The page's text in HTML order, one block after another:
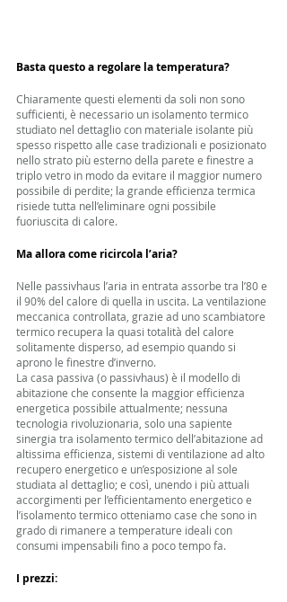
Basta questo a regolare la temperatura?
Chiaramente questi elementi da soli non sono
sufficienti, è necessario un isolamento termico
studiato nel dettaglio con materiale isolante più
spesso rispetto alle case tradizionali e posizionato
nello strato più esterno della parete e finestre a
triplo vetro in modo da evitare il maggior numero
possibile di perdite; la grande efficienza termica
risiede tutta nell’eliminare ogni possibile
fuoriuscita di calore.
Ma allora come ricircola l’aria?
Nelle passivhaus l’aria in entrata assorbe tra l’80 e
il 90% del calore di quella in uscita. La ventilazione
meccanica controllata, grazie ad uno scambiatore
termico recupera la quasi totalità del calore
solitamente disperso, ad esempio quando si
aprono le finestre d’inverno.
La casa passiva (o passivhaus) è il modello di
abitazione che consente la maggior efficienza
energetica possibile attualmente; nessuna
tecnologia rivoluzionaria, solo una sapiente
sinergia tra isolamento termico dell’abitazione ad
altissima efficienza, sistemi di ventilazione ad alto
recupero energetico e un’esposizione al sole
studiata al dettaglio; e così, unendo i più attuali
accorgimenti per l’efficientamento energetico e
l’isolamento termico otteniamo case che sono in
grado di rimanere a temperature ideali con
consumi impensabili fino a poco tempo fa.
I prezzi: